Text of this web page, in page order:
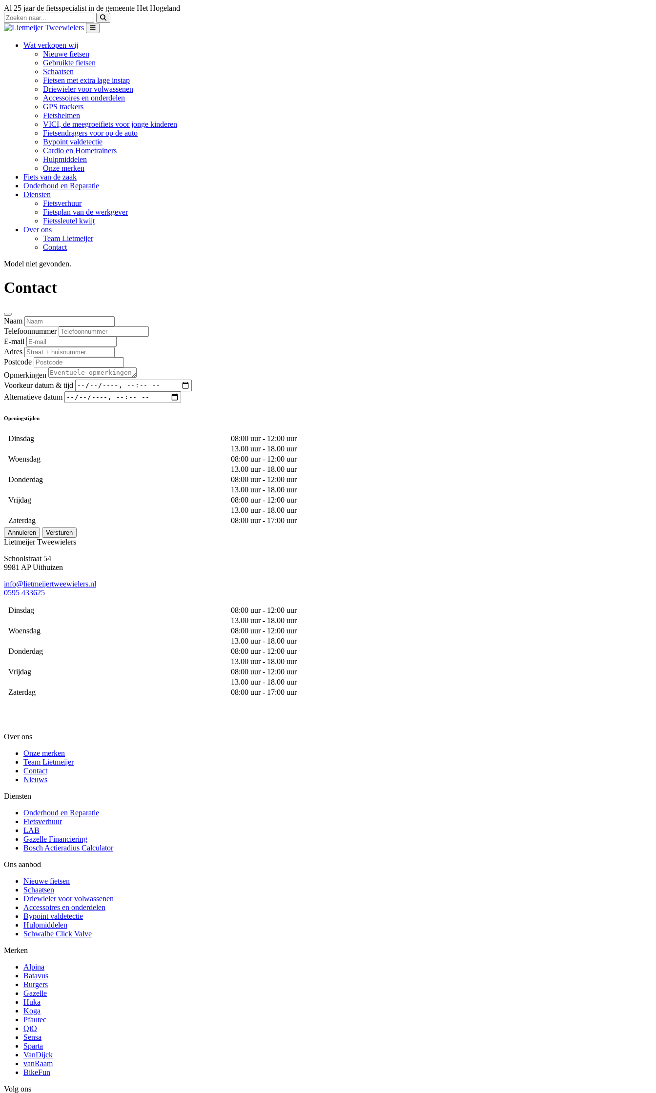
Al 25 jaar de fietsspecialist in de gemeente Het Hogeland
Wat verkopen wij
Nieuwe fietsen
Gebruikte fietsen
Schaatsen
Fietsen met extra lage instap
Driewieler voor volwassenen
Accessoires en onderdelen
GPS trackers
Fietshelmen
VICI, de meegroeifiets voor jonge kinderen
Fietsendragers voor op de auto
Bypoint valdetectie
Cardio en Hometrainers
Hulpmiddelen
Onze merken
Fiets van de zaak
Onderhoud en Reparatie
Diensten
Fietsverhuur
Fietsplan van de werkgever
Fietssleutel kwijt
Over ons
Team Lietmeijer
Contact
Model niet gevonden.
Contact
Naam
Telefoonnummer
E-mail
Adres
Postcode
Opmerkingen
Voorkeur datum & tijd
Alternatieve datum
Openingstijden
Dinsdag
08:00 uur - 12:00 uur
13.00 uur - 18.00 uur
Woensdag
08:00 uur - 12:00 uur
13.00 uur - 18.00 uur
Donderdag
08:00 uur - 12:00 uur
13.00 uur - 18.00 uur
Vrijdag
08:00 uur - 12:00 uur
13.00 uur - 18.00 uur
Zaterdag
08:00 uur - 17:00 uur
Annuleren Versturen
Lietmeijer Tweewielers
Schoolstraat 54
9981 AP Uithuizen
info@lietmeijertweewielers.nl
0595 433625
Dinsdag
08:00 uur - 12:00 uur
13.00 uur - 18.00 uur
Woensdag
08:00 uur - 12:00 uur
13.00 uur - 18.00 uur
Donderdag
08:00 uur - 12:00 uur
13.00 uur - 18.00 uur
Vrijdag
08:00 uur - 12:00 uur
13.00 uur - 18.00 uur
Zaterdag
08:00 uur - 17:00 uur
Over ons
Onze merken
Team Lietmeijer
Contact
Nieuws
Diensten
Onderhoud en Reparatie
Fietsverhuur
LAB
Gazelle Financiering
Bosch Actieradius Calculator
Ons aanbod
Nieuwe fietsen
Schaatsen
Driewieler voor volwassenen
Accessoires en onderdelen
Bypoint valdetectie
Hulpmiddelen
Schwalbe Click Valve
Merken
Alpina
Batavus
Burgers
Gazelle
Huka
Koga
Pfautec
QiO
Sensa
Sparta
VanDijck
vanRaam
BikeFun
Volg ons